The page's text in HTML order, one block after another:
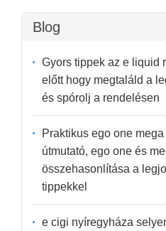
Blog
Gyors tippek az e liquid
előtt hogy megtaláld a
és spórolj a rendelésen
Praktikus ego one
útmutató, ego one és
összehasonlítása a
tippekkel
e cigi nyíregyháza